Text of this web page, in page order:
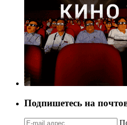
Подпишетесь на